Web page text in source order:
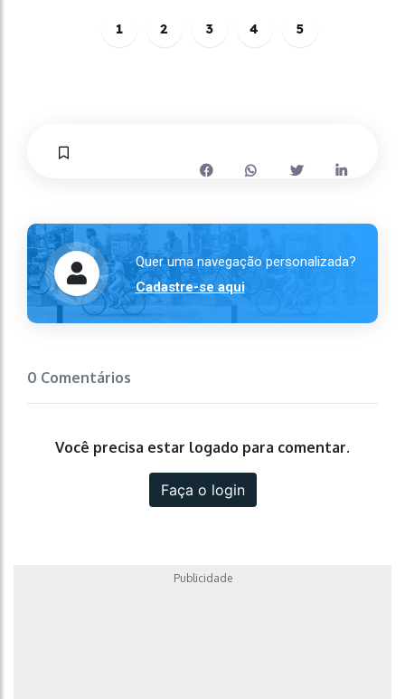
1 2 3 4 5
Quer uma navegação personalizada?
Cadastre-se aqui
0 Comentários
Você precisa estar logado para comentar.
Faça o login
Publicidade